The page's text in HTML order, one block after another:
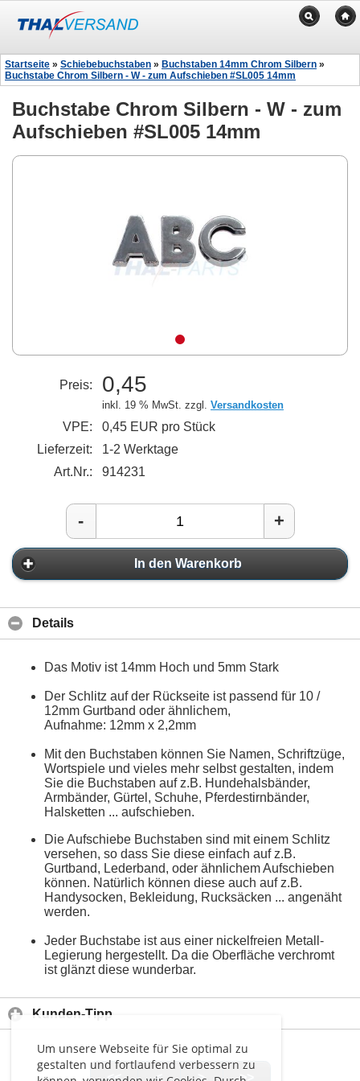
Um unsere Webseite für Sie optimal zu
gestalten und fortlaufend verbessern zu
Startseite » Schiebebuchstaben » Buchstaben 14mm Chrom Silbern »
Buchstabe Chrom Silbern - W - zum Aufschieben #SL005 14mm
Buchstabe Chrom Silbern - W - zum
Aufschieben #SL005 14mm
Preis: 0,45
inkl. 19 % MwSt. zzgl. Versandkosten
VPE:
0,45 EUR pro Stück
Lieferzeit:
1-2 Werktage
Art.Nr.:
914231
- +
In den Warenkorb
Details
Das Motiv ist 14mm Hoch und 5mm Stark
Der Schlitz auf der Rückseite ist passend für 10 /
12mm Gurtband oder ähnlichem,
Aufnahme: 12mm x 2,2mm
Mit den Buchstaben können Sie Namen, Schriftzüge,
Wortspiele und vieles mehr selbst gestalten, indem
Sie die Buchstaben auf z.B. Hundehalsbänder,
Armbänder, Gürtel, Schuhe, Pferdestirnbänder,
Halsketten ... aufschieben.
Die Aufschiebe Buchstaben sind mit einem Schlitz
versehen, so dass Sie diese einfach auf z.B.
Gurtband, Lederband, oder ähnlichem Aufschieben
können. Natürlich können diese auch auf z.B.
Handysocken, Bekleidung, Rucksäcken ... angenäht
werden.
Jeder Buchstabe ist aus einer nickelfreien Metall-
Legierung hergestellt. Da die Oberfläche verchromt
ist glänzt diese wunderbar.
Kunden-Tipp
<< < > >>